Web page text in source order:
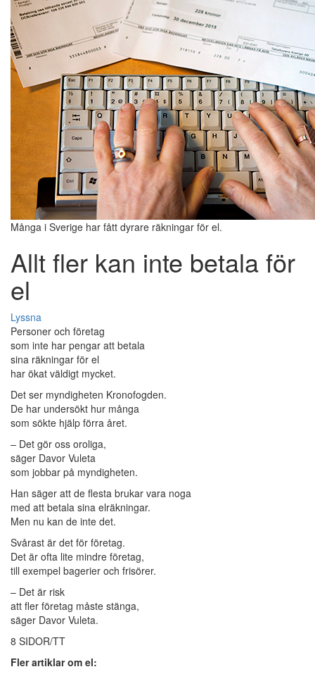
Många i Sverige har fått dyrare räkningar för el.
Allt fler kan inte betala för
el
Lyssna
Personer och företag
som inte har pengar att betala
sina räkningar för el
har ökat väldigt mycket.
Det ser myndigheten Kronofogden.
De har undersökt hur många
som sökte hjälp förra året.
– Det gör oss oroliga,
säger Davor Vuleta
som jobbar på myndigheten.
Han säger att de flesta brukar vara noga
med att betala sina elräkningar.
Men nu kan de inte det.
Svårast är det för företag.
Det är ofta lite mindre företag,
till exempel bagerier och frisörer.
– Det är risk
att fler företag måste stänga,
säger Davor Vuleta.
8 SIDOR/TT
Fler artiklar om el: